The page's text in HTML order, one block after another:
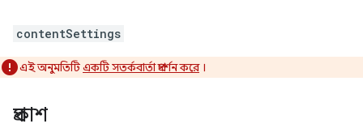
contentSettings
এই অনুমতিটিএকটি সতর্কবার্তা প্রদর্শন করে।
প্রকাশ